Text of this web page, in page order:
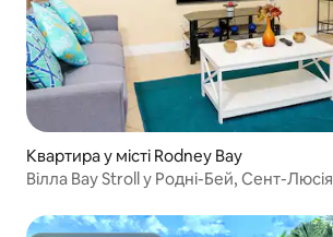
Квартира у місті Rodney Bay
Вілла Bay Stroll у Родні-Бей, Сент-Люсія